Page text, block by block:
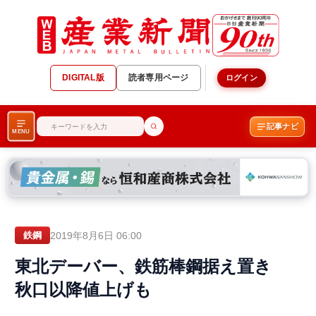
DIGITAL版 読者専用ページ ログイン
MENU
記事ナビ
鉄鋼 2019年8月6日 06:00
東北デーバー、鉄筋棒鋼据え置き
秋口以降値上げも